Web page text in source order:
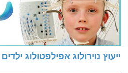
ייעוץ נוירולוג אפילפטולוג ילדים